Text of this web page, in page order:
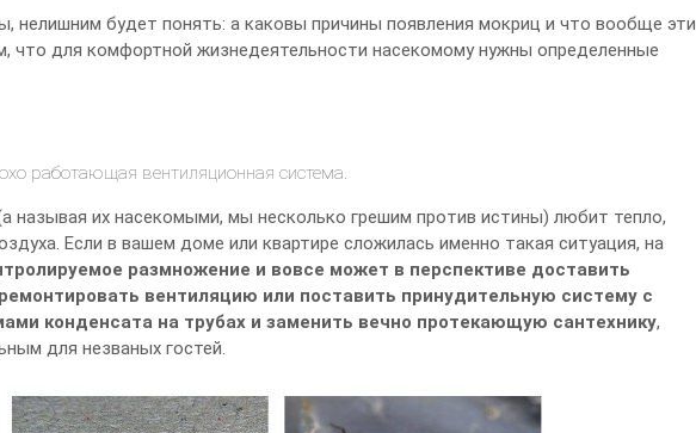
нелишним будет понять: а каковы причины появления мокриц и что вообще эти
для комфортной жизнедеятельности насекомому нужны определенные
работающая вентиляционная система.
называя их насекомыми, мы несколько грешим против истины) любит тепло,
Если в вашем доме или квартире сложилась именно такая ситуация, на
размножение и вовсе может в перспективе доставить
вентиляцию или поставить принудительную систему с
конденсата на трубах и заменить вечно протекающую сантехнику,
для незваных гостей.